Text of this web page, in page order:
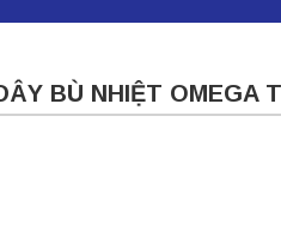
BÙ NHIỆT OMEGA